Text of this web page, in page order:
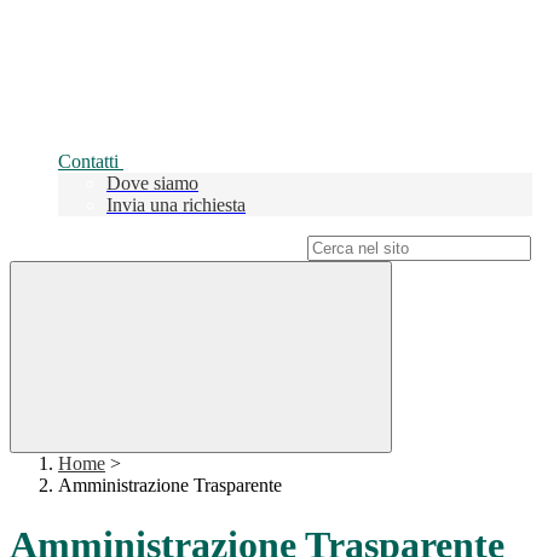
Contatti
Dove siamo
Invia una richiesta
Home >
Amministrazione Trasparente
Amministrazione Trasparente